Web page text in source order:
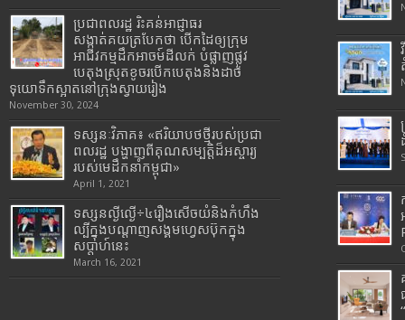
ប្រជាពលរដ្ឋ រិះគន់អាជ្ញាធរ
សង្កាត់គយត្របែកថា បើកដៃឲ្យក្រុម
អាជីវកម្មដឹកអាចម៍ដីលក់ បំផ្លាញផ្លូវ
បេតុងស្រុតខូចរបើកបេតុងនិងដាច់
ទុយោទឹកស្អាតនៅក្រុងស្វាយរៀង
November 30, 2024
ទស្សនៈវិភាគ៖ «ឥរិយាបថថ្មីរបស់ប្រជា
ពលរដ្ឋ បង្ហាញពីគុណសម្បត្តិដ៏អស្ចារ្យ
របស់មេដឹកនាំកម្ពុជា»
April 1, 2021
ទស្សនល្ងីល្ងើ÷៤រឿងសើចយំនិងកំហឹង
ល្បីក្នុងបណ្តាញសង្គមហ្វេសប៊ុកក្នុង
សប្តាហ៍នេះ
March 16, 2021